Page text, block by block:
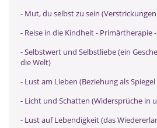
- Mut, du selbst zu sein
- Reise in die Kindheit - Primärtherapie
- Selbstwert und Selbstliebe (ein
die Welt)
- Lust am Lieben (Beziehung als
- Licht und Schatten (Widersprüche in
- Lust auf Lebendigkeit (das